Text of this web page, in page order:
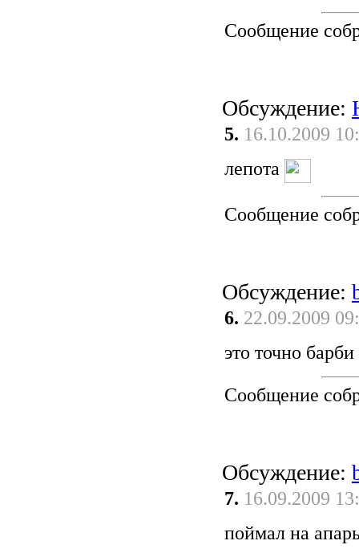
Сообщение
Обсуждение:
5. 16.10.2009
лепота
Сообщение
Обсуждение:
6. 22.09.2009
это точно
Сообщение
Обсуждение:
7. 16.09.2009
поймал на